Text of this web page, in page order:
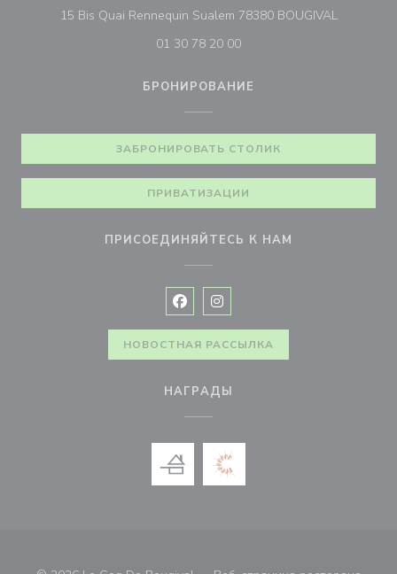
15 Bis Quai Rennequin Sualem 78380 BOUGIVAL
01 30 78 20 00
БРОНИРОВАНИЕ
ЗАБРОНИРОВАТЬ СТОЛИК
ПРИВАТИЗАЦИИ
ПРИСОЕДИНЯЙТЕСЬ К НАМ
Facebook ((открывается в новом
Instagram ((открывается в
НОВОСТНАЯ РАССЫЛКА
НАГРАДЫ